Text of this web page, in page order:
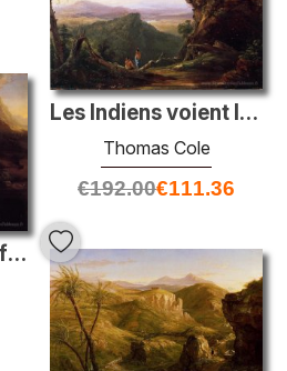
Les Indiens voient le paysage
Thomas Cole
€192.00€111.36
Expulsion. Lune et foyer